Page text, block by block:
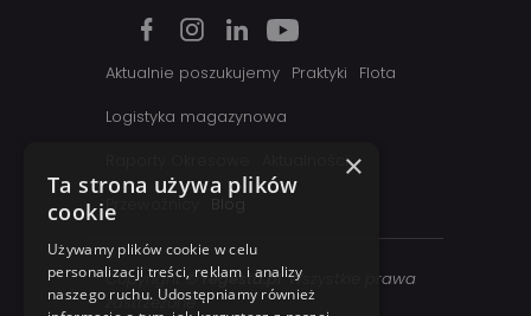
Aktualnie poszukujemy Praktyki
Flota
Logistyka magazynowa
Aktualności
Przewoźnicy
Blog
Copyright ©regesta.pl. Wszystkie prawa
zastrzezone
×
Ta strona używa plików
cookie
Używamy plików cookie w celu
personalizacji treści, reklam i analizy
naszego ruchu. Udostępniamy również